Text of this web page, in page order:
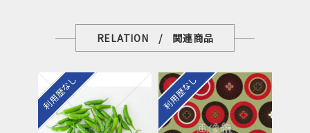
RELATION / 関連商品
利用歴なし 利用歴なし